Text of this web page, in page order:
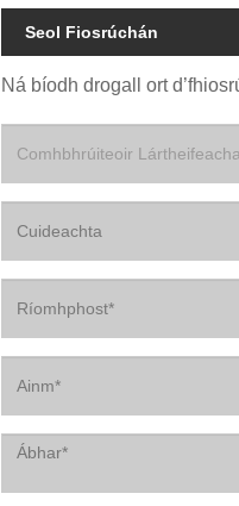
Seol Fiosrúchán
Ná bíodh drogall ort